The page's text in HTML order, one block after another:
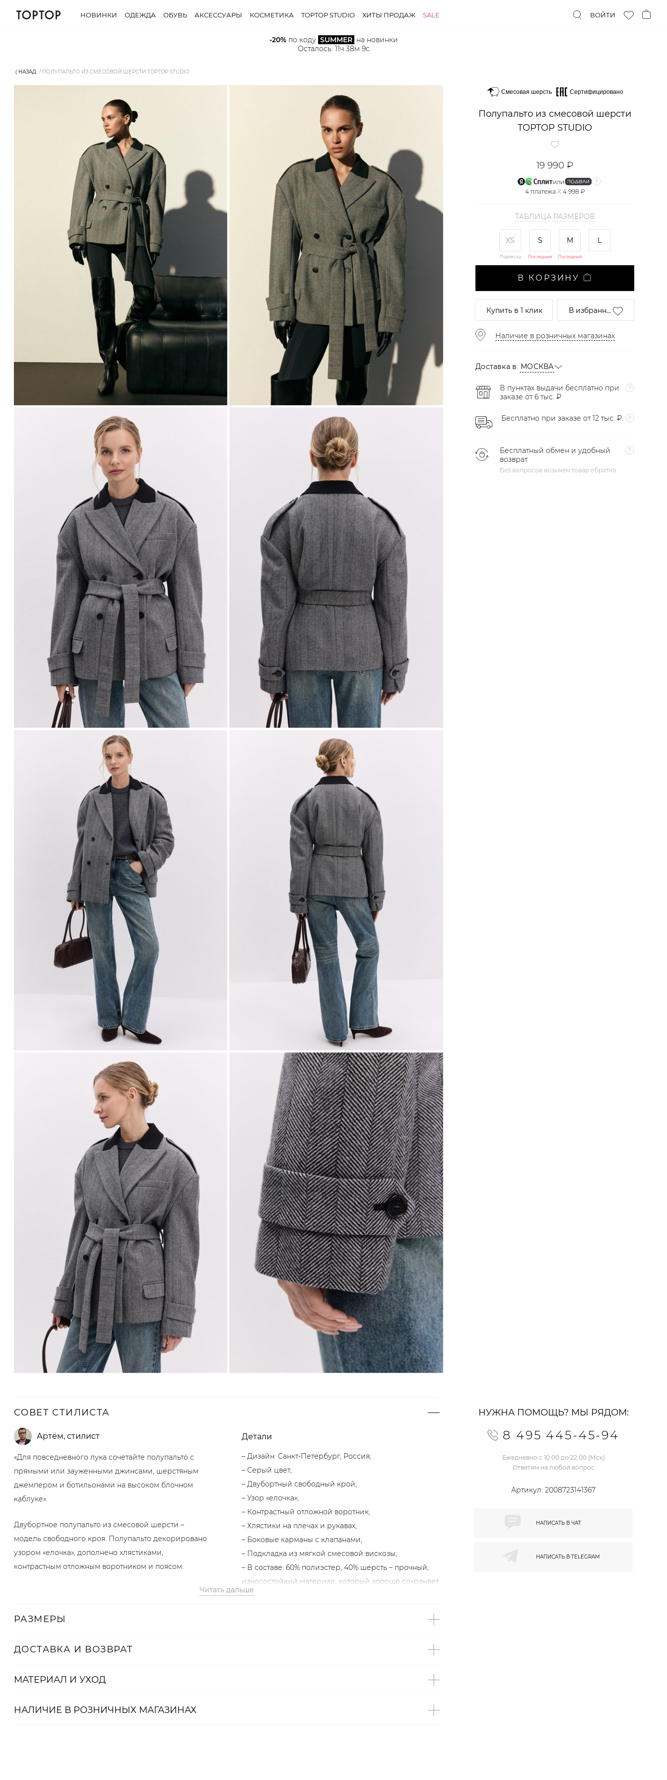
НОВИНКИ ОДЕЖДА ОБУВЬ АКСЕССУАРЫ КОСМЕТИКА TOPTOP STUDIO ХИТЫ ПРОДАЖ SALE ВОЙТИ
-20% по коду SUMMER на новинки
Осталось: 11ч 38м 8с
⟨ НАЗАД ПОЛУПАЛЬТО ИЗ СМЕСОВОЙ ШЕРСТИ TOPTOP STUDIO
Смесовая шерсть Сертифицировано
Полупальто из смесовой шерсти
TOPTOP STUDIO
19 990 ₽
или
4 платежа X 4 998 ₽
ТАБЛИЦА РАЗМЕРОВ
XS
Подписка
S
Последний
M
Последний
L
В КОРЗИНУ
Купитьв 1 клик В избранн...
Наличие в розничных магазинах
Доставка в МОСКВА
В пунктах выдачи бесплатно при
заказе от 6 тыс. ₽
Бесплатно при заказе от 12 тыс. ₽.
Бесплатный обмен и удобный
возврат
Без вопросов возьмем товар обратно
СОВЕТ СТИЛИСТА
Артём, стилист
«Для повседневного лука сочетайте полупальто с
прямыми или зауженными джинсами, шерстяным
джемпером и ботильонами на высоком блочном
каблуке».
Двубортное полупальто из смесовой шерсти –
модель свободного кроя. Полупальто декорировано
узором «елочка», дополнено хлястиками,
контрастным отложным воротником и поясом.
Детали
– Дизайн: Санкт-Петербург, Россия;
– Серый цвет;
– Двубортный свободный крой;
– Узор «елочка»;
– Контрастный отложной воротник;
– Хлястики на плечах и рукавах;
– Боковые карманы с клапанами;
– Подкладка из мягкой смесовой вискозы;
– В составе: 60% полиэстер, 40% шерсть – прочный,
износостойкий материал, который хорошо сохраняет
форму и цвет;
ДЖИНСЫ ИЗ 100% ХЛОПКА TOPTOP
Читать дальше
РАЗМЕРЫ
ДОСТАВКА И ВОЗВРАТ
МАТЕРИАЛ И УХОД
НАЛИЧИЕ В РОЗНИЧНЫХ МАГАЗИНАХ
НУЖНА ПОМОЩЬ? МЫ РЯДОМ:
8 495 445-45-94
Ежедневно с 10:00 до 22:00 (Мск)
Ответим на любой вопрос
Артикул:2008723141367
НАПИСАТЬ В ЧАТ
НАПИСАТЬ В TELEGRAM